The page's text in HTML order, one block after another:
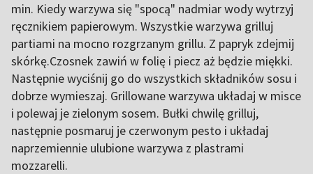
min. Kiedy warzywa się "spocą" nadmiar wody wytrzyj
ręcznikiem papierowym. Wszystkie warzywa grilluj
partiami na mocno rozgrzanym grillu. Z papryk zdejmij
skórkę.Czosnek zawiń w folię i piecz aż będzie miękki.
Następnie wyciśnij go do wszystkich składników sosu i
dobrze wymieszaj. Grillowane warzywa układaj w misce
i polewaj je zielonym sosem. Bułki chwilę grilluj,
następnie posmaruj je czerwonym pesto i układaj
naprzemiennie ulubione warzywa z plastrami
mozzarelli.